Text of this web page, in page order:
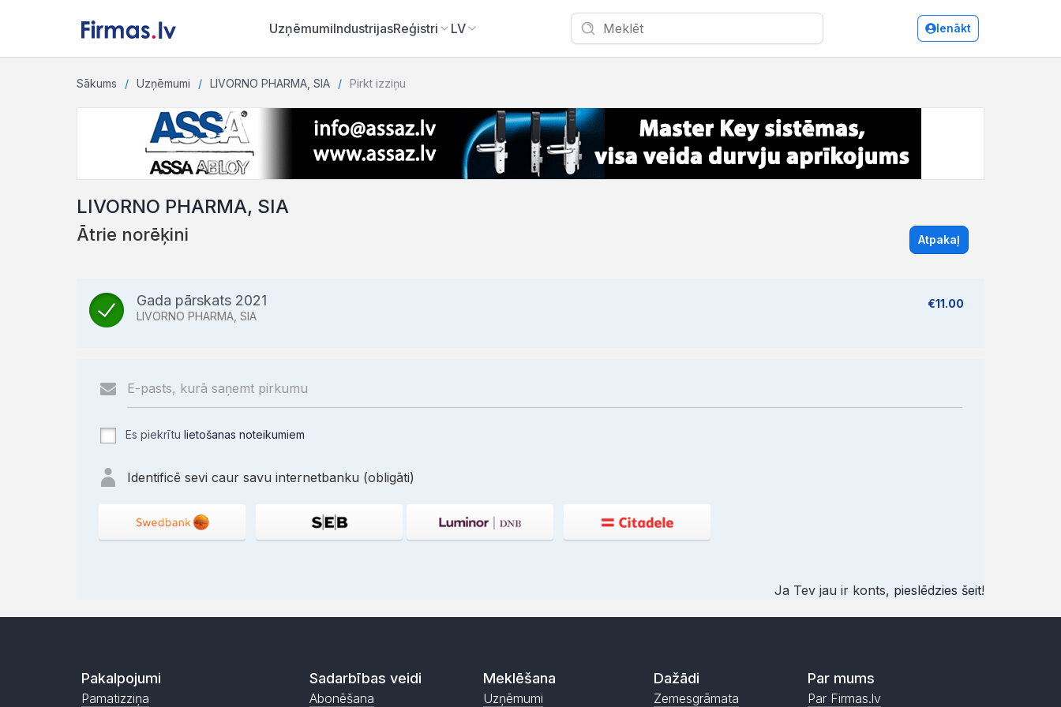
UzņēmumiIndustrijasReģistri LV Ienākt
Sākums Uzņēmumi LIVORNO PHARMA, SIA Pirkt izziņu
LIVORNO PHARMA, SIA
Ātrie norēķini Atpakaļ
Gada pārskats 2021
LIVORNO PHARMA, SIA
€11.00
Es piekrītu lietošanas noteikumiem
Identificē sevi caur savu internetbanku (obligāti)
Ja Tev jau ir konts, pieslēdzies šeit!
Pakalpojumi
Pamatizziņa
Sadarbības veidi
Abonēšana
Meklēšana
Uzņēmumi
Dažādi
Zemesgrāmata
Par mums
Par Firmas.lv